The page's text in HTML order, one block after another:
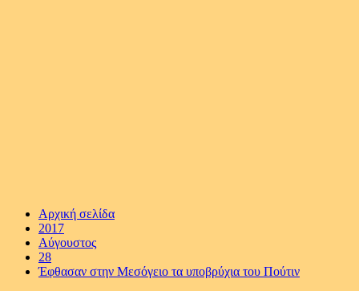
Αρχική σελίδα
2017
Αύγουστος
28
Έφθασαν στην Μεσόγειο τα υποβρύχια του Πούτιν